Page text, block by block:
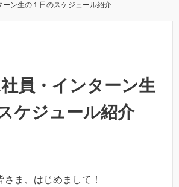
ーン生の１日のスケジュール紹介
員・インターン生
ケジュール紹介
ま、はじめまして！